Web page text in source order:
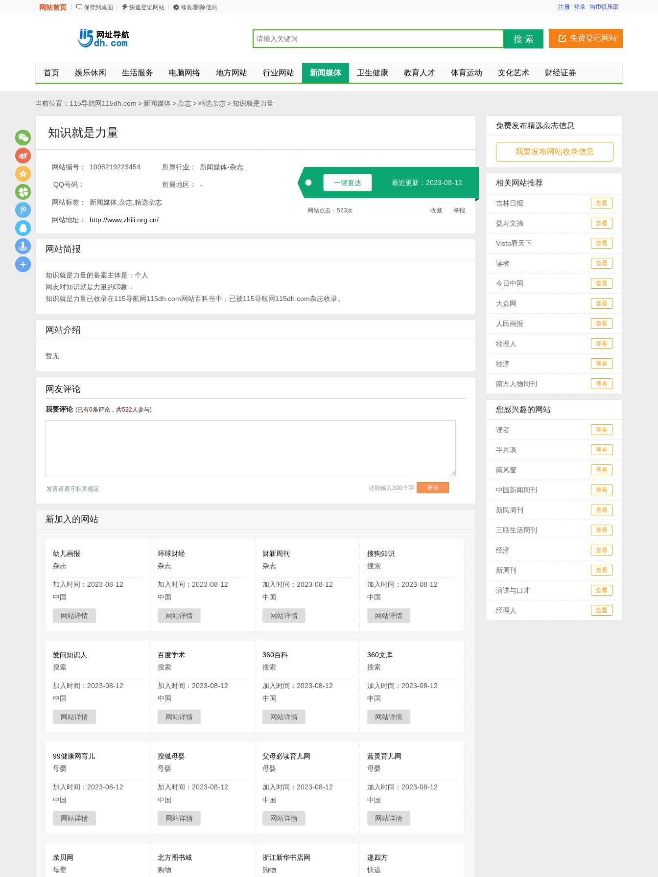
网站首页 保存到桌面 快速登记网站 修改/删除信息 注册 登录 淘币俱乐部
免费登记网站
搜 索
首页 娱乐休闲 生活服务 电脑网络 地方网站 行业网站 新闻媒体 卫生健康 教育人才 体育运动 文化艺术 财经证券
当前位置： 115导航网115dh.com > 新闻媒体>杂志>精选杂志>知识就是力量
知识就是力量
网站编号： 1008219223454 所属行业： 新闻媒体-杂志
QQ号码： 所属地区： -
网站标签： 新闻媒体,杂志,精选杂志
网站地址： http://www.zhili.org.cn/
一键直达 最近更新：2023-08-12
网站点击： 523次 收藏 举报
网站简报
知识就是力量的备案主体是：个人
网友对知识就是力量的印象：
知识就是力量已收录在115导航网115dh.com网站百科当中，已被115导航网115dh.com杂志收录。
网站介绍
暂无
网友评论
我要评论 (已有0条评论，共522 人参与)
发言请遵守相关规定 还能输入300个字
新加入的网站
幼儿画报
杂志
加入时间：2023-08-12
中国
网站详情
环球财经
杂志
加入时间：2023-08-12
中国
网站详情
财新周刊
杂志
加入时间：2023-08-12
中国
网站详情
搜狗知识
搜索
加入时间：2023-08-12
中国
网站详情
爱问知识人
搜索
加入时间：2023-08-12
中国
网站详情
百度学术
搜索
加入时间：2023-08-12
中国
网站详情
360百科
搜索
加入时间：2023-08-12
中国
网站详情
360文库
搜索
加入时间：2023-08-12
中国
网站详情
99健康网育儿
母婴
加入时间：2023-08-12
中国
网站详情
搜狐母婴
母婴
加入时间：2023-08-12
中国
网站详情
父母必读育儿网
母婴
加入时间：2023-08-12
中国
网站详情
蓝灵育儿网
母婴
加入时间：2023-08-12
中国
网站详情
亲贝网
母婴
北方图书城
购物
浙江新华书店网
购物
递四方
快递
免费发布精选杂志信息
我要发布网站收录信息
相关网站推荐
吉林日报 查看
益寿文摘 查看
Vista看天下 查看
读者 查看
今日中国 查看
大众网 查看
人民画报 查看
经理人 查看
经济 查看
南方人物周刊 查看
您感兴趣的网站
读者 查看
半月谈 查看
南风窗 查看
中国新闻周刊 查看
新民周刊 查看
三联生活周刊 查看
经济 查看
新周刊 查看
演讲与口才 查看
经理人 查看